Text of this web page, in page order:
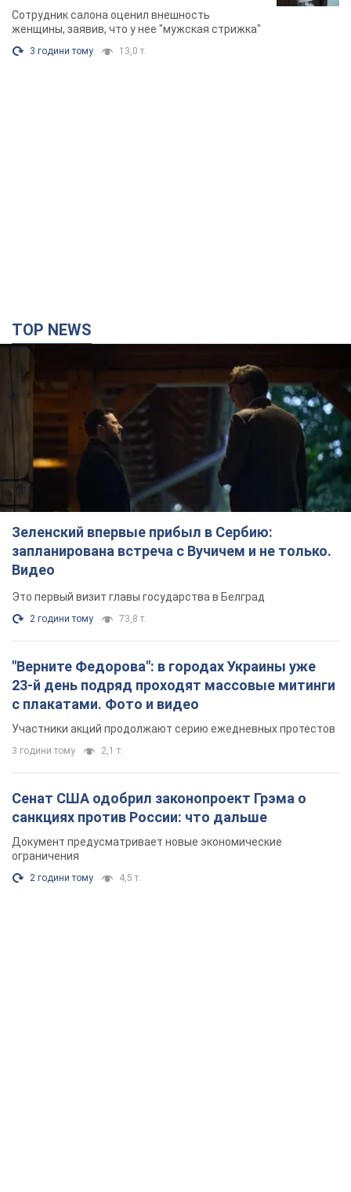
химиотерапии, разгорелся скандал.
Фото
Сотрудник салона оценил внешность
женщины, заявив, что у нее "мужская стрижка"
3 години тому 13,0 т.
TOP NEWS
Зеленский впервые прибыл в Сербию:
запланирована встреча с Вучичем и не только.
Видео
Это первый визит главы государства в Белград
2 години тому 73,8 т.
"Верните Федорова": в городах Украины уже
23-й день подряд проходят массовые митинги
с плакатами. Фото и видео
Участники акций продолжают серию ежедневных протестов
3 години тому 2,1 т.
Сенат США одобрил законопроект Грэма о
санкциях против России: что дальше
Документ предусматривает новые экономические
ограничения
2 години тому 4,5 т.